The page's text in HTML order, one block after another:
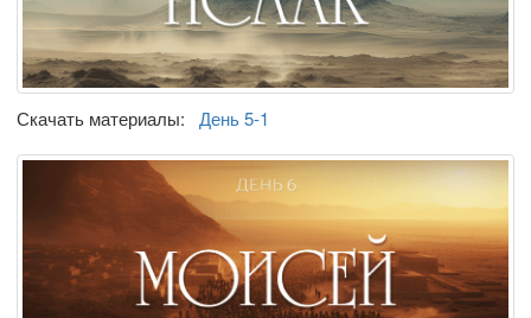
Скачать материалы: День 5-1